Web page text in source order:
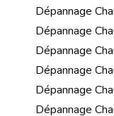
Dépannage
Dépannage
Dépannage
Dépannage
Dépannage
Dépannage